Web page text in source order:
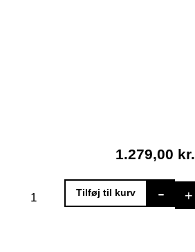
1.279,00 kr.
-
sidebordsæt
+
Tilføj til kurv